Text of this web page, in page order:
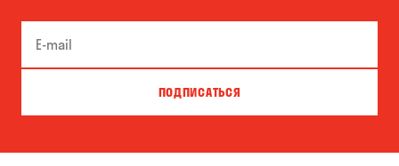
ПОДПИСАТЬСЯ